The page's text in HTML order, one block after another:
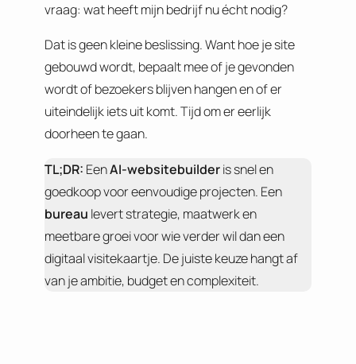
vraag: wat heeft mijn bedrijf nu écht nodig?
Dat is geen kleine beslissing. Want hoe je site
gebouwd wordt, bepaalt mee of je gevonden
wordt of bezoekers blijven hangen en of er
uiteindelijk iets uit komt. Tijd om er eerlijk
doorheen te gaan.
TL;DR: EenAI-websitebuilderis snel en
goedkoop voor eenvoudige projecten. Een
bureau levert strategie, maatwerk en
meetbare groei voor wie verder wil dan een
digitaal visitekaartje. De juiste keuze hangt af
van je ambitie, budget en complexiteit.